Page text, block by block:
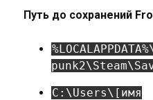
Путь до сохранений
C:\Users\[имя